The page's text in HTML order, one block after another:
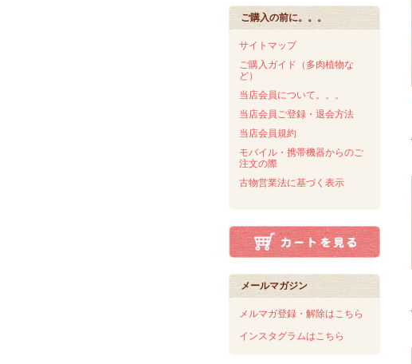
ご購入の前に。。。
サイトマップ
ご購入ガイド（多肉植物な
ど）
当店会員について。。。
当店会員ご登録・退会方法
当店会員規約
モバイル・携帯機器からのご
注文の際
古物営業法に基づく表示
メールマガジン
メルマガ登録・解除はこちら
インスタグラムはこちら